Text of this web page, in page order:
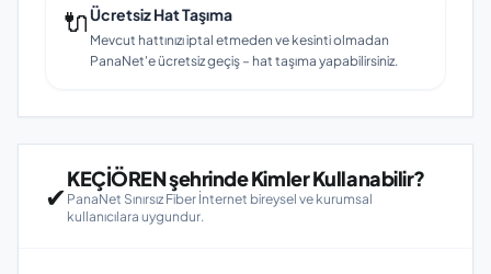
🔌Ücretsiz Hat Taşıma
Mevcut hattınızı iptal etmeden ve kesinti olmadan
PanaNet'e ücretsiz geçiş – hat taşıma yapabilirsiniz.
✔
KEÇİÖREN şehrinde Kimler Kullanabilir?
PanaNet Sınırsız Fiber İnternet bireysel ve kurumsal
kullanıcılara uygundur.